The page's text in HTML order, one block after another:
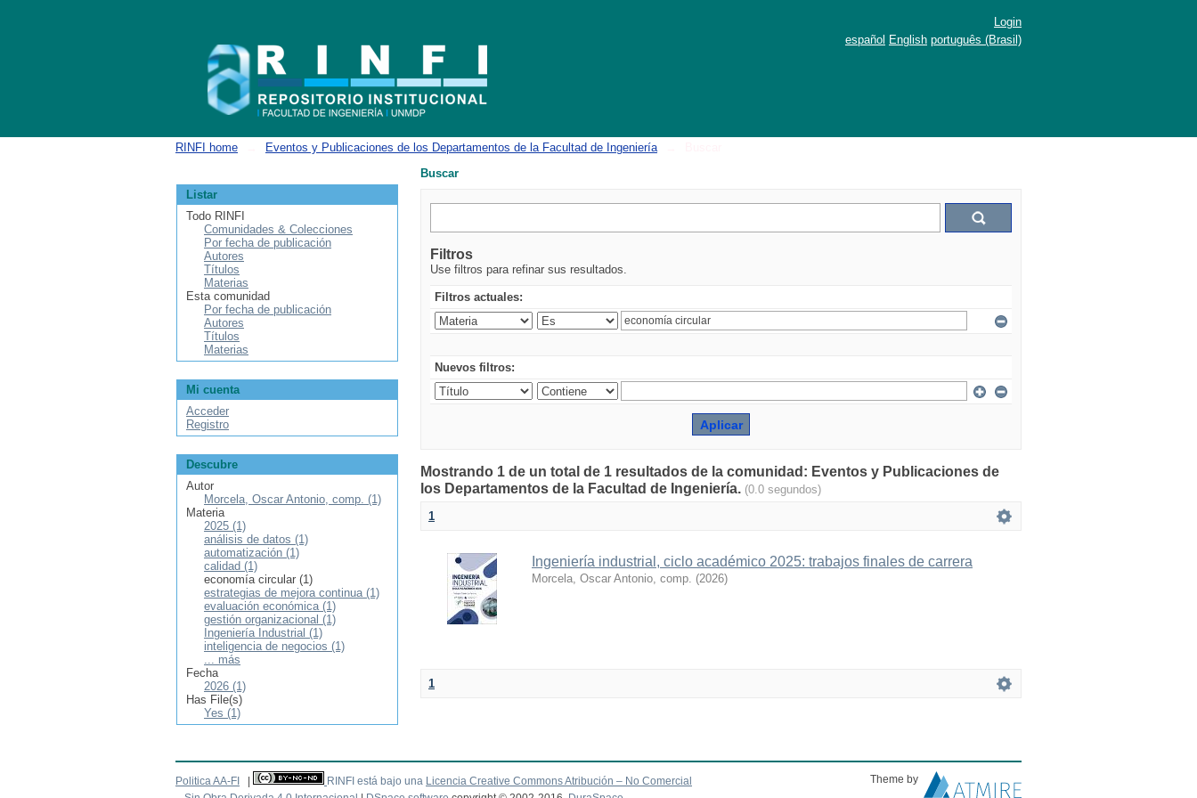
Login
español English português (Brasil)
RINFI home Eventos y Publicaciones de los Departamentos de la Facultad de Ingeniería
Buscar
Filtros
Use filtros para refinar sus resultados.
Filtros actuales:
Nuevos filtros:
Mostrando 1 de un total de 1 resultados de la comunidad: Eventos y Publicaciones de
los Departamentos de la Facultad de Ingeniería. (0.0 segundos)
1
Ingeniería industrial, ciclo académico 2025: trabajos finales de carrera
Morcela, Oscar Antonio, comp. (2026)
1
Listar
Todo RINFI
Comunidades & Colecciones
Por fecha de publicación
Autores
Títulos
Materias
Esta comunidad
Por fecha de publicación
Autores
Títulos
Materias
Mi cuenta
Acceder
Registro
Descubre
Autor
Morcela, Oscar Antonio, comp. (1)
Materia
2025 (1)
análisis de datos (1)
automatización (1)
calidad (1)
economía circular (1)
estrategias de mejora continua (1)
evaluación económica (1)
gestión organizacional (1)
Ingeniería Industrial (1)
inteligencia de negocios (1)
... más
Fecha
2026 (1)
Has File(s)
Yes (1)
Politica AA-FI RINFI está bajo una Licencia Creative Commons Atribución – No Comercial
Theme by